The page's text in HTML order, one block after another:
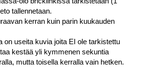
tallennetaan.
kerran kuin parin kuukauden
on useita kuvia joita EI ole tarkistettu
kestää yli kymmenen sekuntia
mutta toisella kerralla vain hetken.